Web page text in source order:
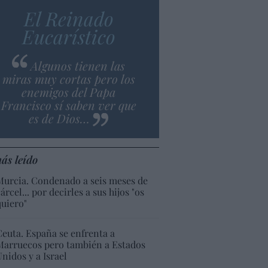
El Reinado
Eucarístico
Algunos tienen las
miras muy cortas pero los
enemigos del Papa
Francisco sí saben ver que
es de Dios…
leído
Condenado a seis meses de
por decirles a sus hijos "os
España se enfrenta a
pero también a Estados
y a Israel